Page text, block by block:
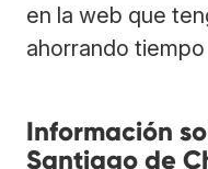
en la web que
ahorrando
Información
Santiago de